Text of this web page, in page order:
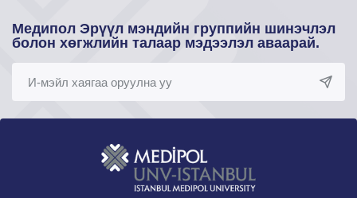
Медипол Эрүүл мэндийн группийн шинэчлэл
болон хөгжлийн талаар мэдээлэл аваарай.